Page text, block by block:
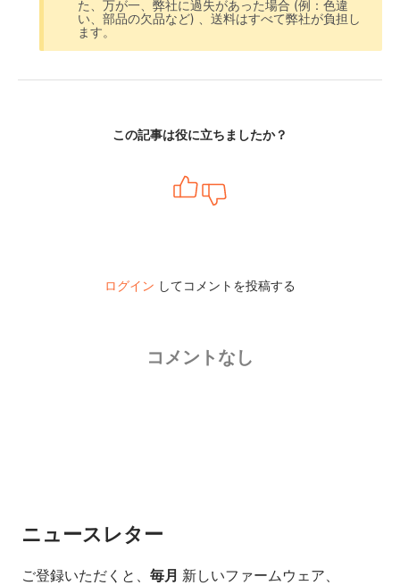
た、万が一、弊社に過失があった場合 (例：色違
い、部品の欠品など) 、送料はすべて弊社が負担し
ます。
この記事は役に立ちましたか？
ログイン してコメントを投稿する
コメントなし
ニュースレター
ご登録いただくと、 毎月 新しいファームウェア、